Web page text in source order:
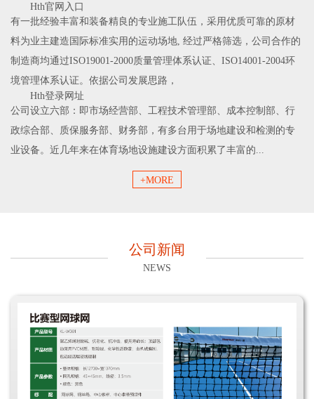
Hth官网入口
有一批经验丰富和装备精良的专业施工队伍，采用优质可靠的原材
料为业主建造国际标准实用的运动场地, 经过严格筛选，公司合作的
制造商均通过ISO19001-2000质量管理体系认证、ISO14001-2004环
境管理体系认证。依据公司发展思路，
Hth登录网址
公司设立六部：即市场经营部、工程技术管理部、成本控制部、行
政综合部、质保服务部、财务部，有多台用于场地建设和检测的专
业设备。近几年来在体育场地设施建设方面积累了丰富的...
+MORE
公司新闻
NEWS